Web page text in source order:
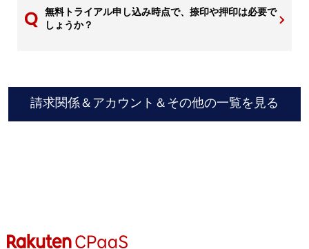
無料トライアル申し込み時点で、捺印や押印は必要で
しょうか？
請求関係＆アカウント＆その他の一覧を見る